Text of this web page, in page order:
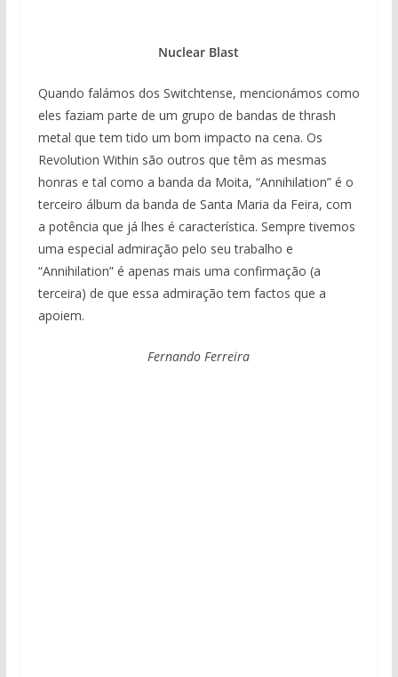
Nuclear Blast
Quando falámos dos Switchtense, mencionámos como
eles faziam parte de um grupo de bandas de thrash
metal que tem tido um bom impacto na cena. Os
Revolution Within são outros que têm as mesmas
honras e tal como a banda da Moita, “Annihilation” é o
terceiro álbum da banda de Santa Maria da Feira, com
a potência que já lhes é característica. Sempre tivemos
uma especial admiração pelo seu trabalho e
“Annihilation” é apenas mais uma confirmação (a
terceira) de que essa admiração tem factos que a
apoiem.
Fernando Ferreira